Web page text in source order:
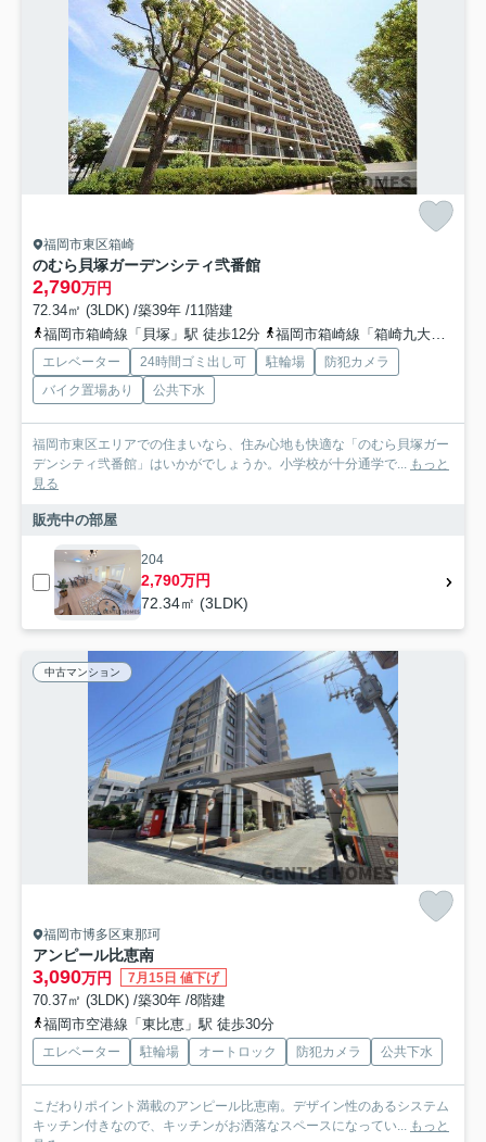
福岡市東区箱崎
のむら貝塚ガーデンシティ弐番館
2,790万円
72.34㎡ (3LDK) /築39年 /11階建
福岡市箱崎線「貝塚」駅 徒歩12分
福岡市箱崎線「箱崎九大前」駅 徒歩20分車3分 1.0km
エレベーター 24時間ゴミ出し可 駐輪場
防犯カメラ
バイク置場あり
公共下水
福岡市東区エリアでの住まいなら、住み心地も快適な「のむら貝塚ガー
デンシティ弐番館」はいかがでしょうか。小学校が十分通学で... もっと
見る
販売中の部屋
204
2,790万円
72.34㎡ (3LDK)
中古マンション
福岡市博多区東那珂
アンピール比恵南
3,090万円 7月15日 値下げ
70.37㎡ (3LDK) /築30年 /8階建
福岡市空港線「東比恵」駅 徒歩30分
エレベーター 駐輪場 オートロック 防犯カメラ 公共下水
こだわりポイント満載のアンピール比恵南。デザイン性のあるシステム
キッチン付きなので、キッチンがお洒落なスペースになってい... もっと